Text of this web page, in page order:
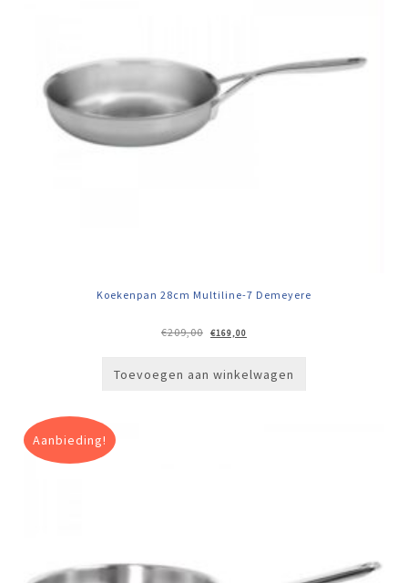
Koekenpan 28cm Multiline-7 Demeyere
€209,00
Oorspronkelijke
prijs
€169,00
prijs
Toevoegen aan winkelwagen
Aanbieding!